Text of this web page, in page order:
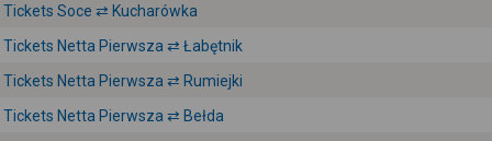
Tickets Soce ⇄ Kucharówka
Tickets Netta Pierwsza ⇄ Łabętnik
Tickets Netta Pierwsza ⇄ Rumiejki
Tickets Netta Pierwsza ⇄ Bełda